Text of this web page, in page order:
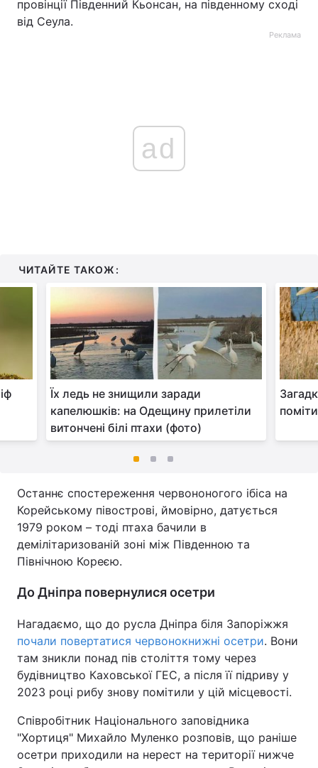
провінції Південний Кьонсан, на південному сході
від Сеула.
Реклама
ad
ЧИТАЙТЕ ТАКОЖ:
Їх ледь не знищили заради
капелюшків: на Одещину прилетіли
витончені білі птахи (фото)
Останнє спостереження червононогого ібіса на
Корейському півострові, ймовірно, датується
1979 роком – тоді птаха бачили в
демілітаризованій зоні між Південною та
Північною Кореєю.
До Дніпра повернулися осетри
Нагадаємо, що до русла Дніпра біля Запоріжжя
почали повертатися червонокнижні осетри. Вони
там зникли понад пів століття тому через
будівництво Каховської ГЕС, а після її підриву у
2023 році рибу знову помітили у цій місцевості.
Співробітник Національного заповідника
"Хортиця" Михайло Муленко розповів, що раніше
осетри приходили на нерест на території нижче